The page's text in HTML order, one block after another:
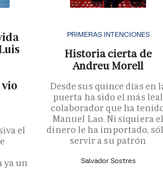
el
ya un
PRIMERAS INTENCIONES
Historia cierta de
Andreu Morell
Desde sus quince días en
puerta ha sido el más leal
colaborador que ha
Manuel Lao. Ni siquiera
dinero le ha importado,
servir a su patrón
Salvador Sostres